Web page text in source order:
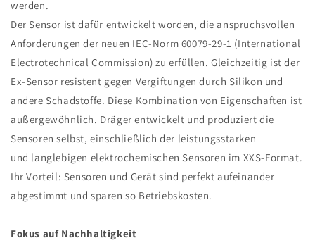
werden.
Der Sensor ist dafür entwickelt worden, die anspruchsvollen
Anforderungen der neuen IEC-Norm 60079-29-1 (International
Electrotechnical Commission) zu erfüllen. Gleichzeitig ist der
Ex-Sensor resistent gegen Vergiftungen durch Silikon und
andere Schadstoffe. Diese Kombination von Eigenschaften ist
außergewöhnlich. Dräger entwickelt und produziert die
Sensoren selbst, einschließlich der leistungsstarken
und langlebigen elektrochemischen Sensoren im XXS-Format.
Ihr Vorteil: Sensoren und Gerät sind perfekt aufeinander
abgestimmt und sparen so Betriebskosten.
Fokus auf Nachhaltigkeit